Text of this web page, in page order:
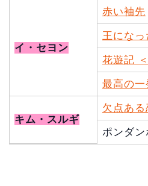
イ・セヨン
赤い袖先
王になっ
花遊記
最高の一
キム・スルギ
欠点ある
ポンダ